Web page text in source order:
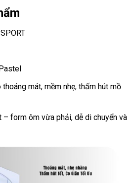
mát, mềm nhẹ, thấm hút mồ
form ôm vừa phải, dễ di chuyển và